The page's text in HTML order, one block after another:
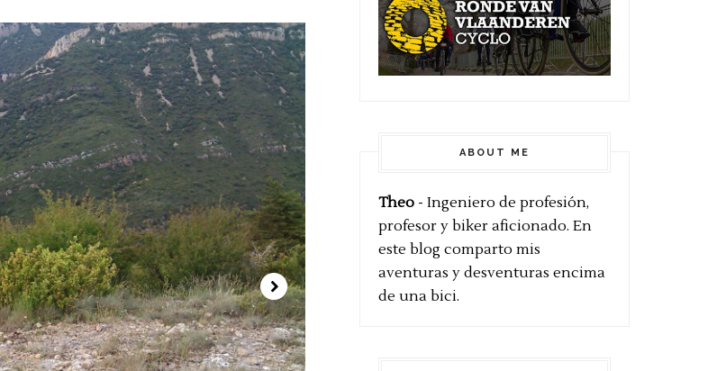
ABOUT ME
Theo - Ingeniero de profesión,
profesor y biker aficionado. En
este blog comparto mis
aventuras y desventuras encima
de una bici.